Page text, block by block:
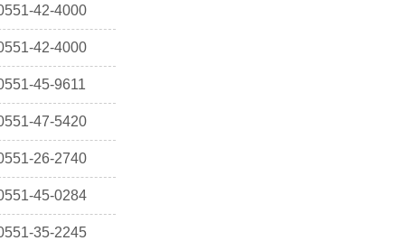
42-4000
42-4000
45-9611
47-5420
26-2740
45-0284
35-2245